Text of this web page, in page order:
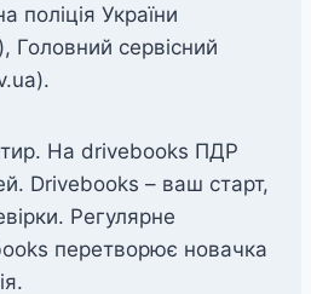
поліція України
Головний сервісний
На drivebooks ПДР
Drivebooks – ваш старт,
Регулярне
перетворює новачка